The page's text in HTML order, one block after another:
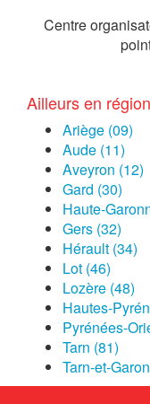
Centre
Ailleurs en
Ariège (09)
Aude (11)
Aveyron (12)
Gard (30)
Haute-
Gers (32)
Hérault (34)
Lot (46)
Lozère (48)
Hautes-
Pyrénées-
Tarn (81)
Tarn-et-